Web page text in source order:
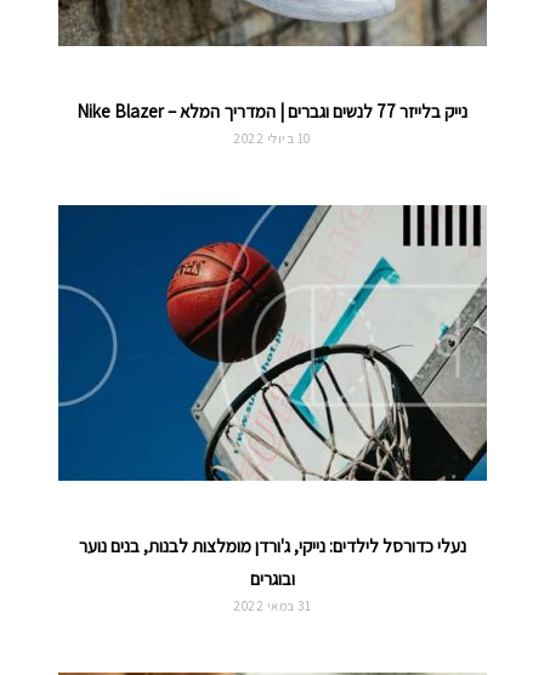
נייק בלייזר 77 לנשים וגברים | המדריך המלא – Nike Blazer
10 ביולי 2022
נעלי כדורסל לילדים: נייקי, ג'ורדן מומלצות לבנות, בנים נוער
ובוגרים
31 במאי 2022